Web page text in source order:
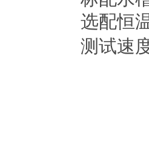
选配恒
测试速